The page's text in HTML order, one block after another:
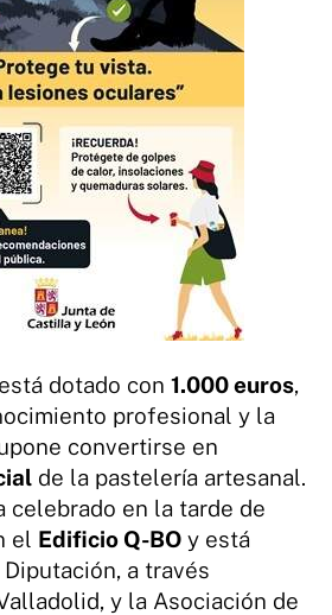
dotado con 1.000 euros,
profesional y la
convertirse en
de la pastelería artesanal.
celebrado en la tarde de
el Edificio Q-BO y está
a través
y la Asociación de